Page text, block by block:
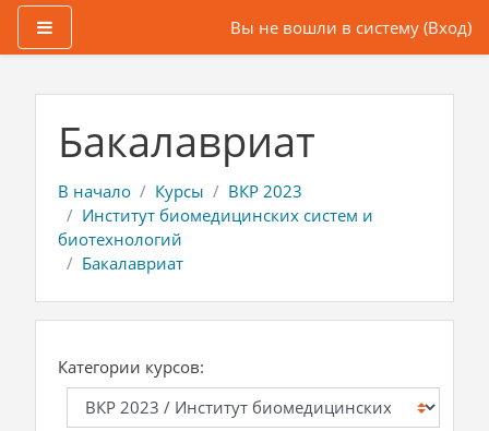
Вы не вошли в систему (Вход)
Бакалавриат
В начало Курсы
ВКР 2023
Институт биомедицинских систем и
биотехнологий
Бакалавриат
Категории курсов: